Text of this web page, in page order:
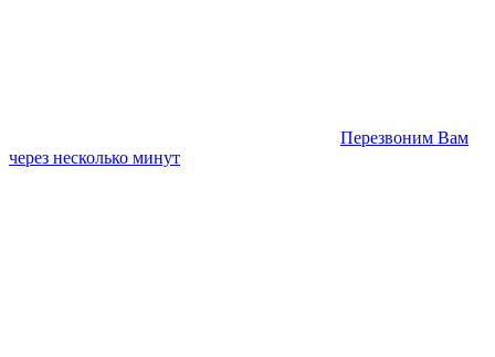
Перезвоним Вам
через несколько минут